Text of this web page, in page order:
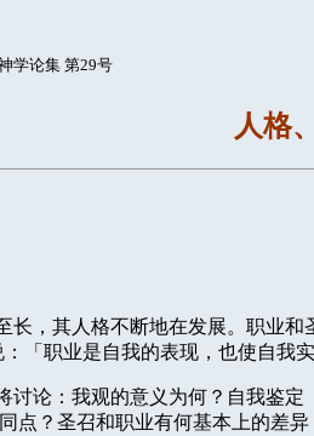
学论集 第29号
人格
长，其人格不断地在发展。职业和
：「职业是自我的表现，也使自我
讨论：我观的意义为何？自我鉴
点？圣召和职业有何基本上的差